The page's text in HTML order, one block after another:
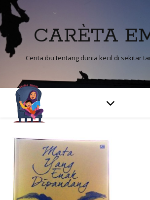
CARÈTA
Cerita ibu tentang dunia kecil di sekitar